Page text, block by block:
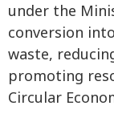
under the
conversion
waste,
promoting
Circular